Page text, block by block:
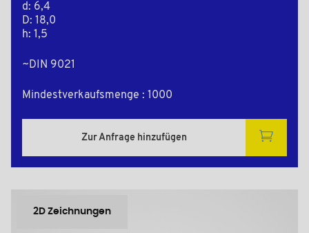
d: 6,4
D: 18,0
h: 1,5
~DIN 9021
Mindestverkaufsmenge : 1000
Zur Anfrage hinzufügen
2D Zeichnungen